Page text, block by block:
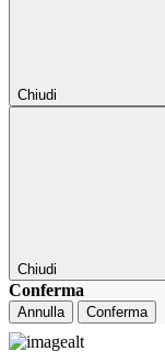
Chiudi
Chiudi
Conferma
Annulla Conferma